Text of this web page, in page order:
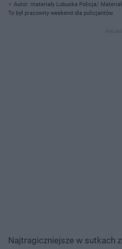
Autor: materiały Lubuska Policja/
To był pracowity weekend dla policjantów.
Najtragiczniejsze w sutkach